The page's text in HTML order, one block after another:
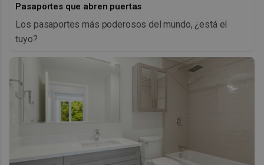
Pasaportes que abren puertas
Los pasaportes más poderosos del mundo, ¿está el
tuyo?